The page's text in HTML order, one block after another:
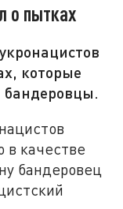
о пытках
которые
в качестве
бандеровец